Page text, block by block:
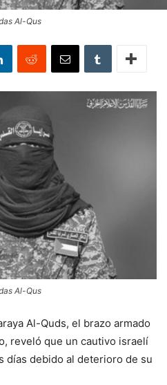
Al-Qus
Al-Qus
Al-Quds, el brazo armado
reveló que un cautivo israelí
días debido al deterioro de su